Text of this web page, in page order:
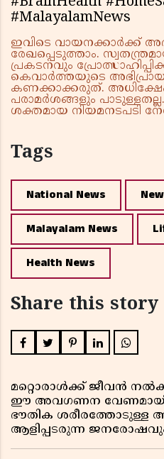
#MalayalamNews
ഇവിടെ വായനക്കാർക്ക്
രേഖപ്പെടുത്താം.
പ്രകടനവും
കെവാർത്തയുടെ
കണക്കാക്കരുത്.
പരാമർശങ്ങളും
ശക്തമായ നിയമനടപടി
Tags
National News
Malayalam News
Health News
Share this story
മറ്റൊരാൾക്ക് ജീവൻ
ഈ അവഗണന
ഭൗതിക ശരീരത്തോടുള്ള
ആളിപ്പടരുന്ന